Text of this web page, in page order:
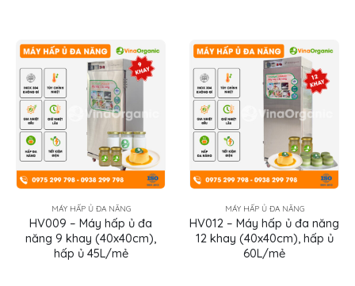
MÁY HẤP Ủ ĐA NĂNG
HV009 – Máy hấp ủ đa
năng 9 khay (40x40cm),
hấp ủ 45L/mẻ
MÁY HẤP Ủ ĐA NĂNG
HV012 – Máy hấp ủ đa năng
12 khay (40x40cm), hấp ủ
60L/mẻ